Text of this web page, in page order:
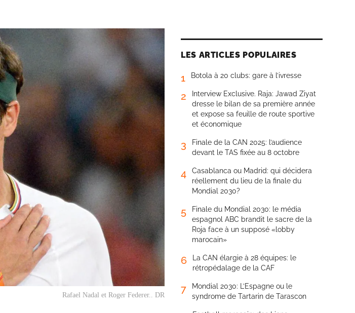
Rafael Nadal et Roger Federer.. DR
LES ARTICLES POPULAIRES
1 Botola à 20 clubs: gare à l’ivresse
2
Interview Exclusive. Raja: Jawad Ziyat
dresse le bilan de sa première année
et expose sa feuille de route sportive
et économique
3
Finale de la CAN 2025: l’audience
devant le TAS fixée au 8 octobre
4
Casablanca ou Madrid: qui décidera
réellement du lieu de la finale du
Mondial 2030?
5
Finale du Mondial 2030: le média
espagnol ABC brandit le sacre de la
Roja face à un supposé «lobby
marocain»
6
La CAN élargie à 28 équipes: le
rétropédalage de la CAF
7
Mondial 2030: L’Espagne ou le
syndrome de Tartarin de Tarascon